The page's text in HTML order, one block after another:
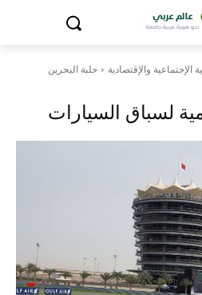
والإقتصادية
حلبة البحرين
لسباق السيارات